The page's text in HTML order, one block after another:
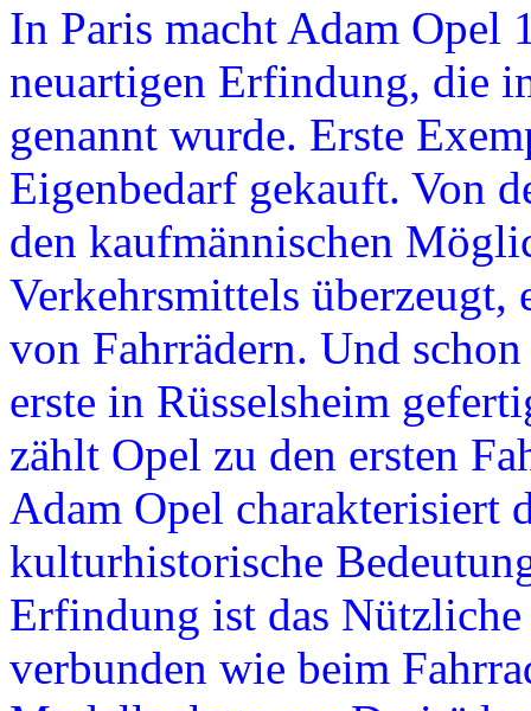
In Paris macht Adam Opel
neuartigen Erfindung, die
genannt wurde. Erste
Eigenbedarf gekauft. Von
den kaufmännischen
Verkehrsmittels
von Fahrrädern. Und
erste in Rüsselsheim
zählt Opel zu den ersten
Adam Opel charakteri­siert
kulturhistorische
Erfindung ist das
verbunden wie beim